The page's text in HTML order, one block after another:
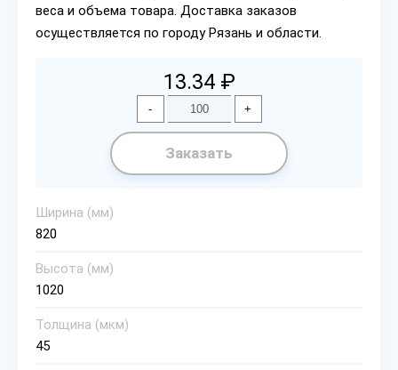
веса и объема товара. Доставка заказов
осуществляется по городу Рязань и области.
13.34 ₽
- +
Заказать
Ширина (мм)
820
Высота (мм)
1020
Толщина (мкм)
45